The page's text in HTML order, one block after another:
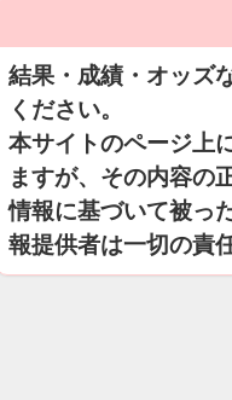
結果・成績・オッズ
ください。
本サイトのページ上
ますが、その内容の
情報に基づいて被っ
報提供者は一切の責